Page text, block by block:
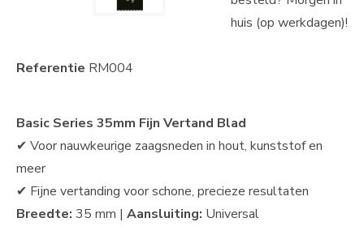
huis (op werkdagen)!
Referentie RM004
Basic Series 35mm Fijn Vertand Blad
✔ Voor nauwkeurige zaagsneden in hout, kunststof en
meer
✔ Fijne vertanding voor schone, precieze resultaten
Breedte: 35 mm | Aansluiting: Universal